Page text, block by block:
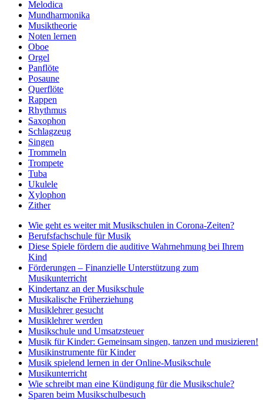
Melodica
Mundharmonika
Musiktheorie
Noten lernen
Oboe
Orgel
Panflöte
Posaune
Querflöte
Rappen
Rhythmus
Saxophon
Schlagzeug
Singen
Trommeln
Trompete
Tuba
Ukulele
Xylophon
Zither
Wie geht es weiter mit Musikschulen in Corona-Zeiten?
Berufsfachschule für Musik
Diese Spiele fördern die auditive Wahrnehmung bei Ihrem
Kind
Förderungen – Finanzielle Unterstützung zum
Musikunterricht
Kindertanz an der Musikschule
Musikalische Früherziehung
Musiklehrer gesucht
Musiklehrer werden
Musikschule und Umsatzsteuer
Musik für Kinder: Gemeinsam singen, tanzen und musizieren!
Musikinstrumente für Kinder
Musik spielend lernen in der Online-Musikschule
Musikunterricht
Wie schreibt man eine Kündigung für die Musikschule?
Sparen beim Musikschulbesuch